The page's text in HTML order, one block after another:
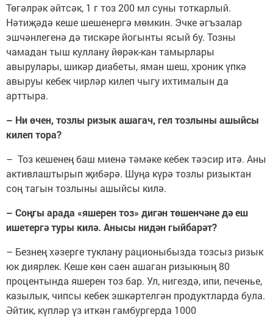
Төгәлрәк әйтсәк, 1 г тоз 200 мл суны тоткарлый.
Нәтиҗәдә кеше шешенергә мөмкин. Эчке әгъзалар
эшчәнлегенә дә тискәре йогынты ясый бу. Тозны
чамадан тыш куллану йөрәк-кан тамырлары
авырулары, шикәр диабеты, яман шеш, хроник үпкә
авыруы кебек чирләр килеп чыгу ихтималын да
арттыра.
– Ни өчен, тозлы ризык ашагач, гел тозлыны ашыйсы
килеп тора?
– Тоз кешенең баш миенә тәмәке кебек тәэсир итә. Аны
активлаштырып җибәрә. Шуңа күрә тозлы ризыктан
соң тагын тозлыны ашыйсы килә.
– Соңгы арада «яшерен тоз» дигән төшенчәне дә еш
ишетергә туры килә. Анысы нидән гыйбарәт?
– Безнең хәзерге туклану рационыбызда тозсыз ризык
юк диярлек. Кеше көн саен ашаган ризыкның 80
процентында яшерен тоз бар. Ул, нигездә, ипи, печенье,
казылык, чипсы кебек эшкәртелгән продуктларда була.
Әйтик, күпләр үз иткән гамбургерда 1000